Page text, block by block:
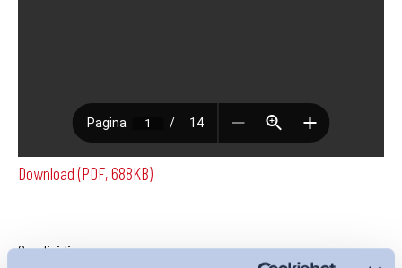
Download (PDF, 688KB)
Condividi su: